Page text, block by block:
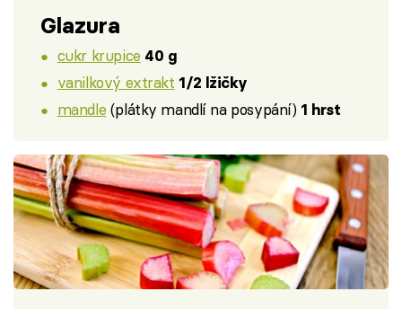
Glazura
cukr krupice 40 g
vanilkový extrakt 1/2 lžičky
mandle (plátky mandlí na posypání) 1 hrst